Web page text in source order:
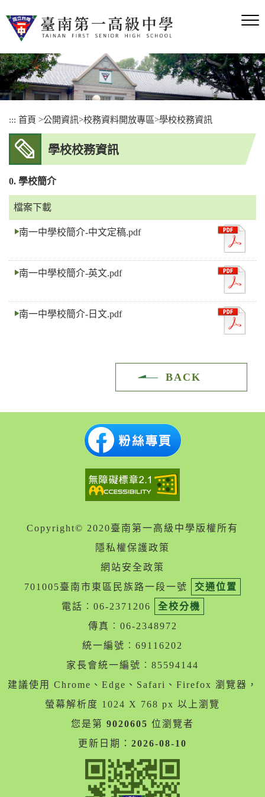
到
內
容
區
塊
::: 首頁 >公開資訊>校務資料開放專區>學校校務資訊
學校校務資訊
0. 學校簡介
檔案下載
南一中學校簡介-中文定稿.pdf
南一中學校簡介-英文.pdf
南一中學校簡介-日文.pdf
BACK
Copyright© 2020臺南第一高級中學版權所有
隱私權保護政策
網站安全政策
701005臺南市東區民族路一段一號
交通位置
電話︰06-2371206
全校分機
傳真︰06-2348972
統一編號︰69116202
家長會統一編號︰85594144
建議使用 Chrome、Edge、Safari、Firefox 瀏覽器，
螢幕解析度 1024 X 768 px 以上瀏覽
您是第 9020605 位瀏覽者
更新日期： 2026-08-10